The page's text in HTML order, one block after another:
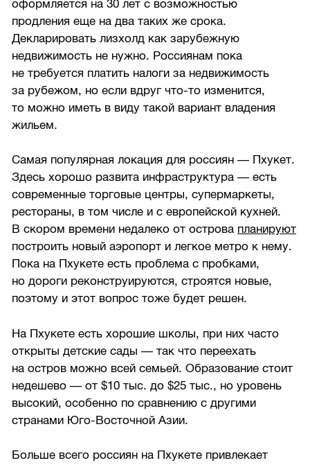
оформляется на 30 лет с возможностью
продления еще на два таких же срока.
Декларировать лизхолд как зарубежную
недвижимость не нужно. Россиянам пока
не требуется платить налоги за недвижимость
за рубежом, но если вдруг что-то изменится,
то можно иметь в виду такой вариант владения
жильем.
Самая популярная локация для россиян — Пхукет.
Здесь хорошо развита инфраструктура — есть
современные торговые центры, супермаркеты,
рестораны, в том числе и с европейской кухней.
В скором времени недалеко от острова планируют
построить новый аэропорт и легкое метро к нему.
Пока на Пхукете есть проблема с пробками,
но дороги реконструируются, строятся новые,
поэтому и этот вопрос тоже будет решен.
На Пхукете есть хорошие школы, при них часто
открыты детские сады — так что переехать
на остров можно всей семьей. Образование стоит
недешево — от $10 тыс. до $25 тыс., но уровень
высокий, особенно по сравнению с другими
странами Юго-Восточной Азии.
Больше всего россиян на Пхукете привлекает